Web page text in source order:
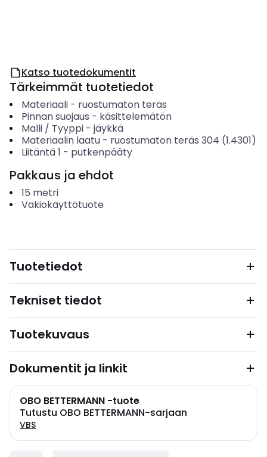
Katso tuotedokumentit
Tärkeimmät tuotetiedot
Materiaali- ruostumaton teräs
Pinnan suojaus - käsittelemätön
Malli / Tyyppi- jäykkä
Materiaalin laatu- ruostumaton teräs 304 (1.4301)
Liitäntä 1 - putkenpääty
Pakkaus ja ehdot
15 metri
Vakiokäyttötuote
Tuotetiedot
Tekniset tiedot
Tuotekuvaus
Dokumentit ja linkit
OBO BETTERMANN -tuote
Tutustu OBO BETTERMANN-sarjaan
VBS